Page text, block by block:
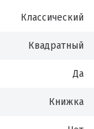
Классический
Квадратный
Да
Книжка